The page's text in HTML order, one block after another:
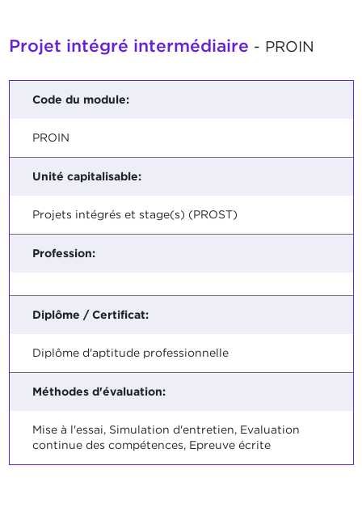
Projet intégré intermédiaire - PROIN
Code du module:
PROIN
Unité capitalisable:
Projets intégrés et stage(s) (PROST)
Profession:
Diplôme / Certificat:
Diplôme d'aptitude professionnelle
Méthodes d'évaluation:
Mise à l'essai, Simulation d'entretien, Evaluation
continue des compétences, Epreuve écrite